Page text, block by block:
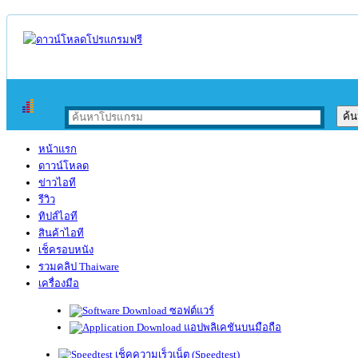
หน้าแรก
ดาวน์โหลด
ข่าวไอที
รีวิว
ทิปส์ไอที
สินค้าไอที
เช็ครอบหนัง
รวมคลิป Thaiware
เครื่องมือ
ซอฟต์แวร์
แอปพลิเคชันบนมือถือ
เช็คความเร็วเน็ต (Speedtest)